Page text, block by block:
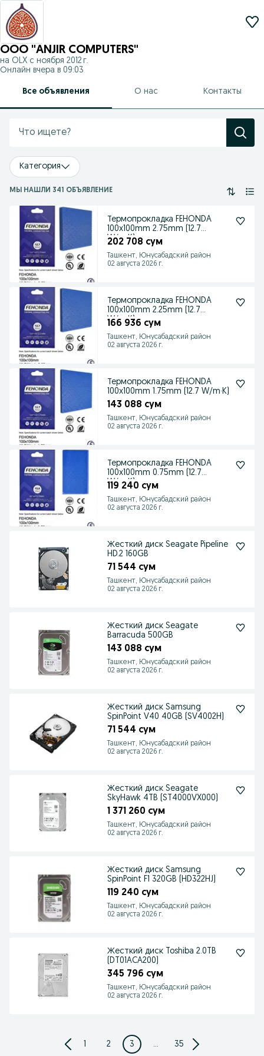
OOO "ANJIR COMPUTERS"
на OLX с ноября 2012 г.
Онлайн вчера в 09:03
Все объявления О нас Контакты
Категория
МЫ НАШЛИ 341 ОБЪЯВЛЕНИЕ
Термопрокладка FEHONDA
100x100mm 2.75mm (12.7
W/m·K)
202 708 сум
Ташкент, Юнусабадский район
02 августа 2026 г.
Термопрокладка FEHONDA
100x100mm 2.25mm (12.7
W/m·K)
166 936 сум
Ташкент, Юнусабадский район
02 августа 2026 г.
Термопрокладка FEHONDA
100x100mm 1.75mm (12.7 W/m·K)
143 088 сум
Ташкент, Юнусабадский район
02 августа 2026 г.
Термопрокладка FEHONDA
100x100mm 0.75mm (12.7
W/m·K)
119 240 сум
Ташкент, Юнусабадский район
02 августа 2026 г.
Жесткий диск Seagate Pipeline
HD.2 160GB
71 544 сум
Ташкент, Юнусабадский район
02 августа 2026 г.
Жесткий диск Seagate
Barracuda 500GB
143 088 сум
Ташкент, Юнусабадский район
02 августа 2026 г.
Жесткий диск Samsung
SpinPoint V40 40GB (SV4002H)
71 544 сум
Ташкент, Юнусабадский район
02 августа 2026 г.
Жесткий диск Seagate
SkyHawk 4TB (ST4000VX000)
1 371 260 сум
Ташкент, Юнусабадский район
02 августа 2026 г.
Жесткий диск Samsung
SpinPoint F1 320GB (HD322HJ)
119 240 сум
Ташкент, Юнусабадский район
02 августа 2026 г.
Жесткий диск Toshiba 2.0TB
(DT01ACA200)
345 796 сум
Ташкент, Юнусабадский район
02 августа 2026 г.
1 2 3 ... 35